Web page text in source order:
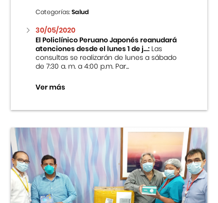
Categorías:Salud
30/05/2020
El Policlínico Peruano Japonés reanudará
atenciones desde el lunes 1 de j...:Las
consultas se realizarán de lunes a sábado
de 7:30 a. m. a 4:00 p.m. Par...
Ver más